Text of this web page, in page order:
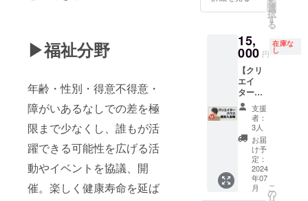
▶福祉分野
年齢・性別・得意不得意・
障がいあるなしでの差を極
限まで少なくし、誰もが活
躍できる可能性を広げる活
動やイベントを協議、開
催。楽しく健康寿命を延ば
行った
教室で
し、ま
たは発
送（送
料別途
一律
1000
円）が
可能で
リント
サイ
ズ：約
50mm×
50mm×
50mm
由です
ターン
につき
１名ま
で参加
可能 ※
備考欄
に参加
希望者
の氏名
と年齢
をご入
力くだ
さい ※
プロ
ジェク
16：
リエイ
ターハ
ウス西
尾教室
西尾市
永吉4丁
目17 ＜
指導実
績など
＞ 毎日
パソコ
ンコン
クール
２年連
な味わ
した。
忙しい
朝や軽
食にも
ぴった
りです♪
＜商品
名＞ お
さかな
マフィ
容量＞
１セッ
ト：５
お楽し
みにお
待ちく
ださ
い。 ※
西尾市
以外の
方も参
加いた
だけま
す ※有
効期
間：
2025年
3月まで
しょう♪
大曲も
同席し
お時間
になっ
たら、
自由解
散とな
ります
が、夕
暮れ時
の佐久
島散策
もとて
もおす
ミング
に入会
できる
権利で
す。 入
会時の
初期費
用がお
得にな
りま
す。 ・
通常：
59,400
⇒18,70
0円に！
を
選
択
す
る
15,
000 円
在庫な
し
【クリ
エイ
ターハ
ウス優
先入会
権利】
１年待
ちの人
気教室
クリエ
イター
ハウス
支援
者：
3人
お届
け予
定：
2024
年07
月
こ
の